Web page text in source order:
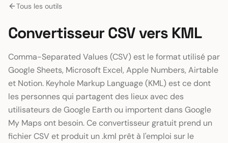
Tous les outils
Convertisseur CSV vers KML
Comma-Separated Values (CSV) est le format utilisé par
Google Sheets, Microsoft Excel, Apple Numbers, Airtable
et Notion. Keyhole Markup Language (KML) est ce dont
les personnes qui partagent des lieux avec des
utilisateurs de Google Earth ou importent dans Google
My Maps ont besoin. Ce convertisseur gratuit prend un
fichier CSV et produit un .kml prêt à l'emploi sur le